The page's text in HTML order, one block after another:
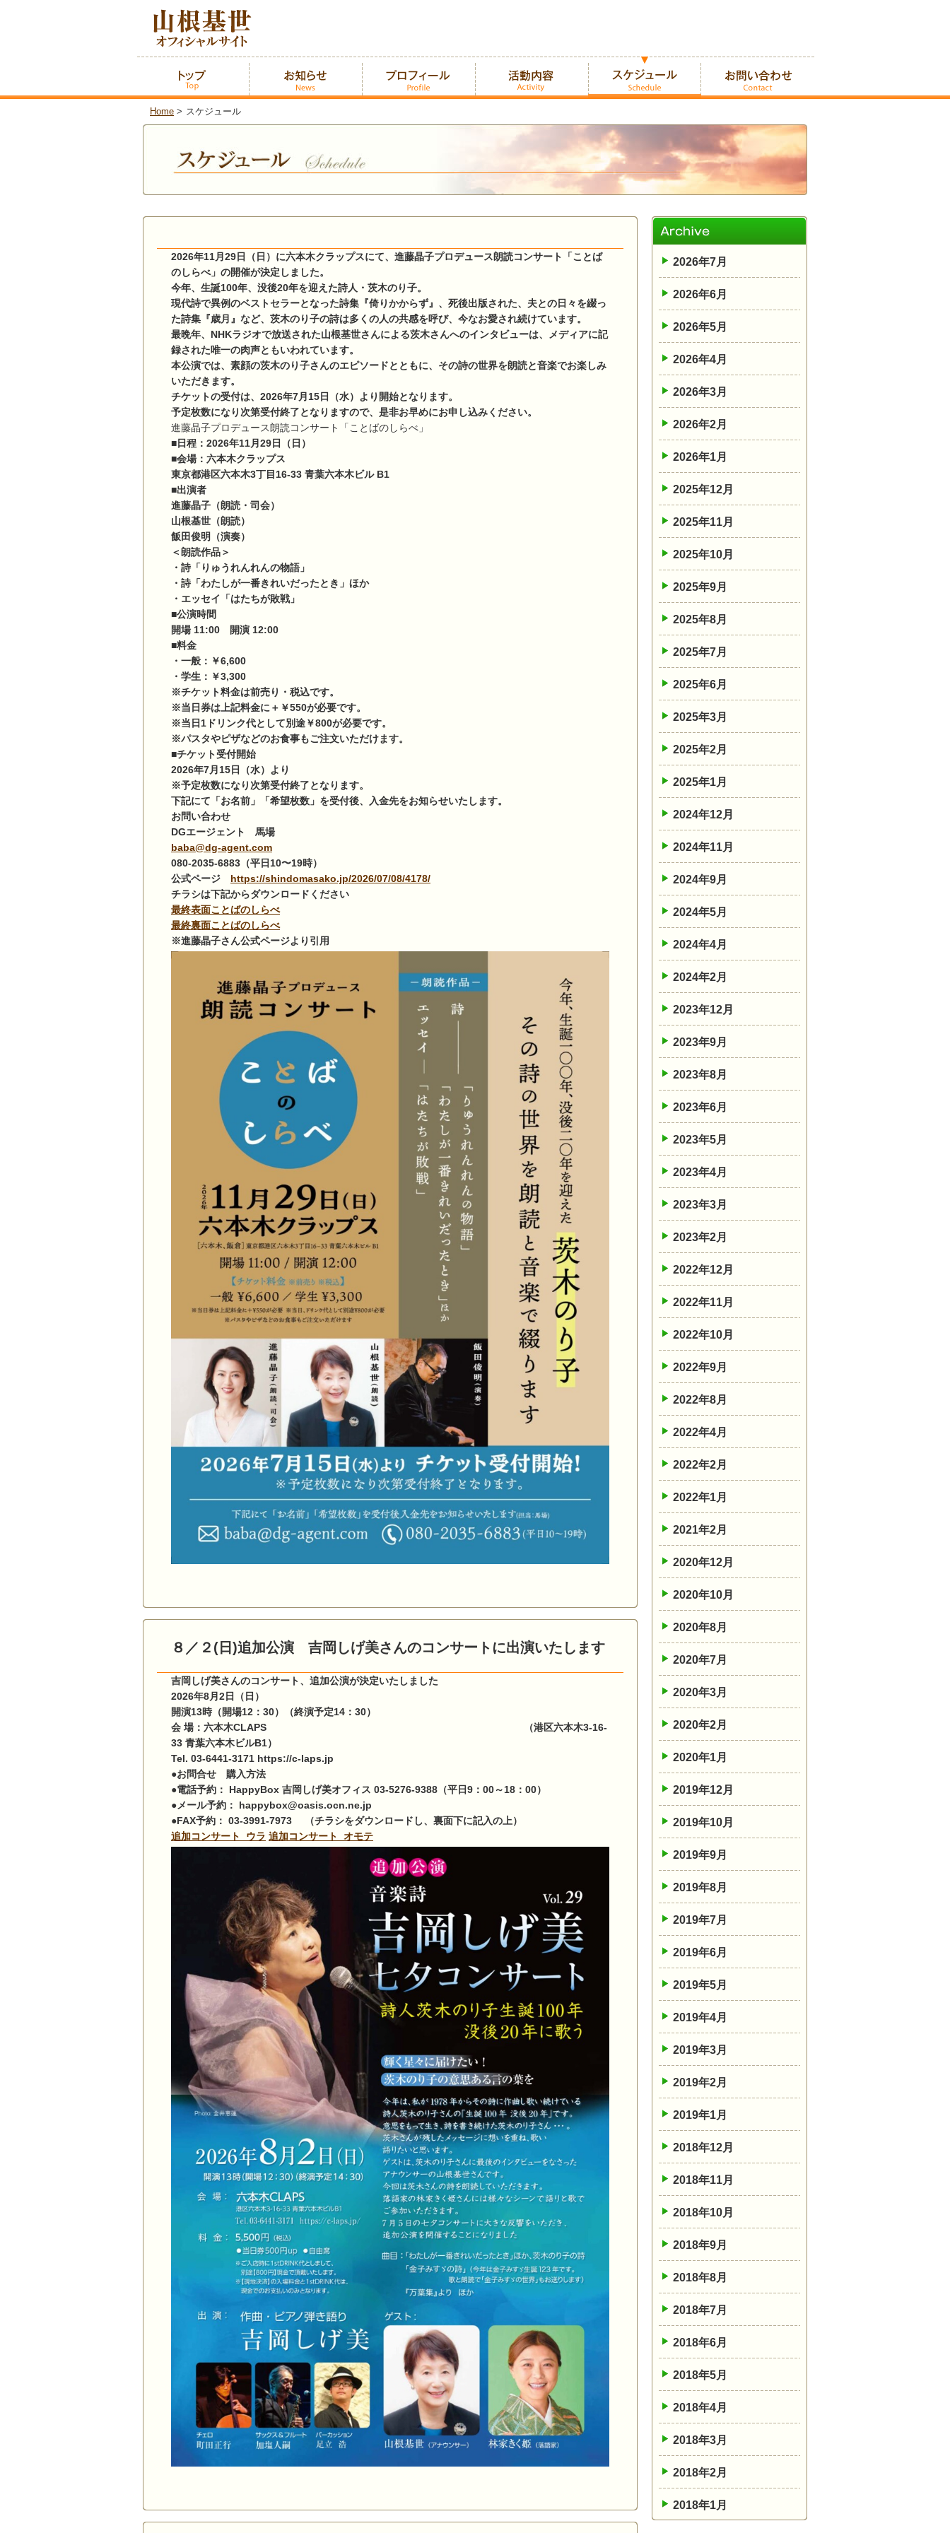
Home > スケジュール
2026年11月29日（日）に六本木クラップスにて、進藤晶子プロデュース朗読コンサート「ことば
のしらべ」の開催が決定しました。
今年、生誕100年、没後20年を迎えた詩人・茨木のり子。
現代詩で異例のベストセラーとなった詩集『倚りかからず』、死後出版された、夫との日々を綴っ
た詩集『歳月』など、茨木のり子の詩は多くの人の共感を呼び、今なお愛され続けています。
最晩年、NHKラジオで放送された山根基世さんによる茨木さんへのインタビューは、メディアに記
録された唯一の肉声ともいわれています。
本公演では、素顔の茨木のり子さんのエピソードとともに、その詩の世界を朗読と音楽でお楽しみ
いただきます。
チケットの受付は、2026年7月15日（水）より開始となります。
予定枚数になり次第受付終了となりますので、是非お早めにお申し込みください。
進藤晶子プロデュース朗読コンサート「ことばのしらべ」
■日程：2026年11月29日（日）
■会場：六本木クラップス
東京都港区六本木3丁目16-33 青葉六本木ビル B1
■出演者
進藤晶子（朗読・司会）
山根基世（朗読）
飯田俊明（演奏）
＜朗読作品＞
・詩「りゅうれんれんの物語」
・詩「わたしが一番きれいだったとき」ほか
・エッセイ「はたちが敗戦」
■公演時間
開場 11:00 開演 12:00
■料金
・一般：￥6,600
・学生：￥3,300
※チケット料金は前売り・税込です。
※当日券は上記料金に＋￥550が必要です。
※当日1ドリンク代として別途￥800が必要です。
※パスタやピザなどのお食事もご注文いただけます。
■チケット受付開始
2026年7月15日（水）より
※予定枚数になり次第受付終了となります。
下記にて「お名前」「希望枚数」を受付後、入金先をお知らせいたします。
お問い合わせ
DGエージェント 馬場
baba@dg-agent.com
080-2035-6883（平日10〜19時）
公式ページ https://shindomasako.jp/2026/07/08/4178/
チラシは下記からダウンロードください
最終表面ことばのしらべ
最終裏面ことばのしらべ
※進藤晶子さん公式ページより引用
８／２(日)追加公演 吉岡しげ美さんのコンサートに出演いたします
吉岡しげ美さんのコンサート、追加公演が決定いたしました
2026年8月2日（日）
開演13時（開場12：30）（終演予定14：30）
会 場：六本木CLAPS （港区六本木3-16-
33 青葉六本木ビルB1）
Tel. 03-6441-3171 https://c-laps.jp
●お問合せ 購入方法
●電話予約： HappyBox 吉岡しげ美オフィス 03-5276-9388（平日9：00～18：00）
●メール予約： happybox@oasis.ocn.ne.jp
●FAX予約： 03-3991-7973 （チラシをダウンロードし、裏面下に記入の上）
追加コンサート_ウラ 追加コンサート_オモテ
2026年7月
2026年6月
2026年5月
2026年4月
2026年3月
2026年2月
2026年1月
2025年12月
2025年11月
2025年10月
2025年9月
2025年8月
2025年7月
2025年6月
2025年3月
2025年2月
2025年1月
2024年12月
2024年11月
2024年9月
2024年5月
2024年4月
2024年2月
2023年12月
2023年9月
2023年8月
2023年6月
2023年5月
2023年4月
2023年3月
2023年2月
2022年12月
2022年11月
2022年10月
2022年9月
2022年8月
2022年4月
2022年2月
2022年1月
2021年2月
2020年12月
2020年10月
2020年8月
2020年7月
2020年3月
2020年2月
2020年1月
2019年12月
2019年10月
2019年9月
2019年8月
2019年7月
2019年6月
2019年5月
2019年4月
2019年3月
2019年2月
2019年1月
2018年12月
2018年11月
2018年10月
2018年9月
2018年8月
2018年7月
2018年6月
2018年5月
2018年4月
2018年3月
2018年2月
2018年1月